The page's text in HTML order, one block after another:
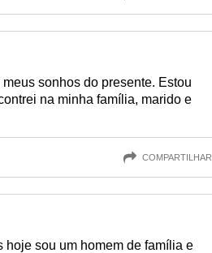
sonhos do presente. Estou
na minha família, marido e
COMPARTILHAR
hoje sou um homem de família e